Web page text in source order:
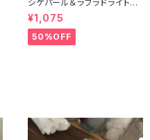
シケパール＆ラブラドライト＊
マクラメペンダント
¥1,075
50%OFF